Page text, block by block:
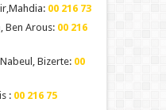
00 216 73
Ben Arous: 00 216
Bizerte: 00
: 00 216 75